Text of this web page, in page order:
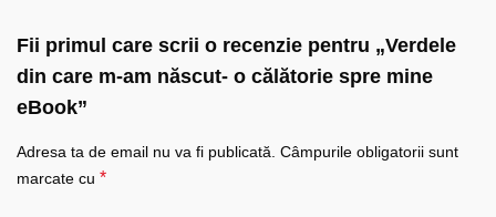
Fii primul care scrii o recenzie pentru „Verdele
din care m-am născut- o călătorie spre mine
eBook”
Adresa ta de email nu va fi publicată. Câmpurile obligatorii sunt
marcate cu *